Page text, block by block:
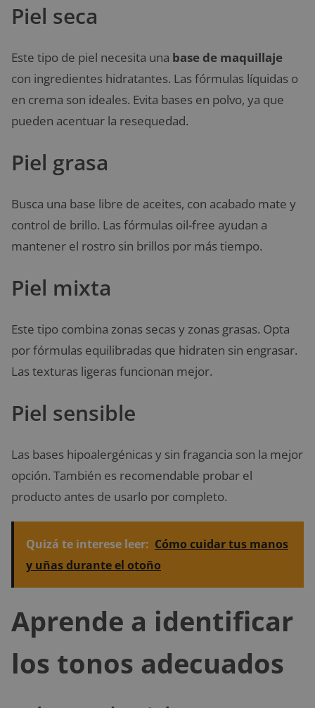
Piel seca
Este tipo de piel necesita una base de maquillaje
con ingredientes hidratantes. Las fórmulas líquidas o
en crema son ideales. Evita bases en polvo, ya que
pueden acentuar la resequedad.
Piel grasa
Busca una base libre de aceites, con acabado mate y
control de brillo. Las fórmulas oil-free ayudan a
mantener el rostro sin brillos por más tiempo.
Piel mixta
Este tipo combina zonas secas y zonas grasas. Opta
por fórmulas equilibradas que hidraten sin engrasar.
Las texturas ligeras funcionan mejor.
Piel sensible
Las bases hipoalergénicas y sin fragancia son la mejor
opción. También es recomendable probar el
producto antes de usarlo por completo.
Quizá te interese leer: Cómo cuidar tus manos
y uñas durante el otoño
Aprende a identificar
los tonos adecuados